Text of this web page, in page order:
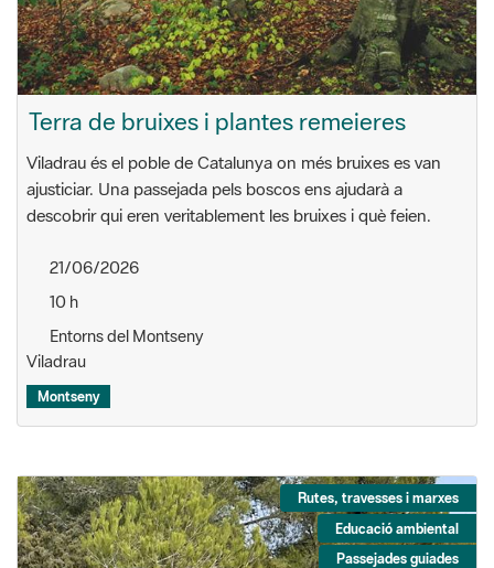
Terra de bruixes i plantes remeieres
Viladrau és el poble de Catalunya on més bruixes es van
ajusticiar. Una passejada pels boscos ens ajudarà a
descobrir qui eren veritablement les bruixes i què feien.
21/06/2026
10 h
Entorns del Montseny
Viladrau
Montseny
Rutes, travesses i marxes
Educació ambiental
Passejades guiades